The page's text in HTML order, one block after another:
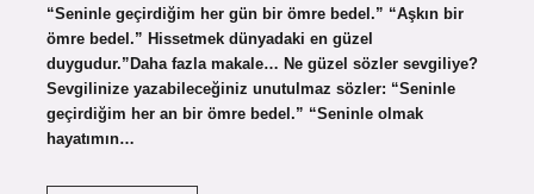
“Seninle geçirdiğim her gün bir ömre bedel.” “Aşkın bir
ömre bedel.” Hissetmek dünyadaki en güzel
duygudur.”Daha fazla makale… Ne güzel sözler sevgiliye?
Sevgilinize yazabileceğiniz unutulmaz sözler: “Seninle
geçirdiğim her an bir ömre bedel.” “Seninle olmak
hayatımın…